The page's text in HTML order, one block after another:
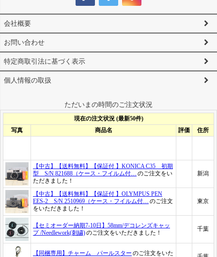
会社概要
お問い合わせ
特定商取引法に基づく表示
個人情報の取扱
ただいまの時間のご注文状況